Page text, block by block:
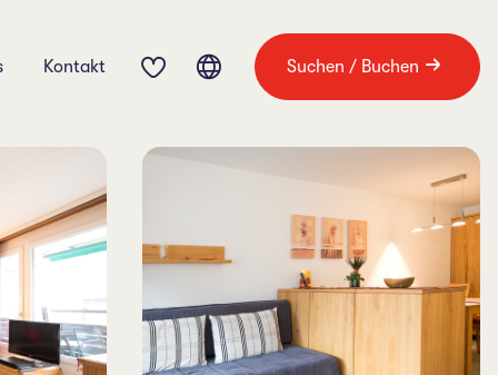
Kontakt Suchen / Buchen